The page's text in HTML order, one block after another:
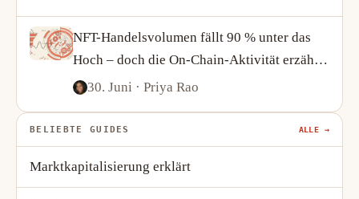
NFT-Handelsvolumen fällt 90 % unter das
Hoch – doch die On-Chain-Aktivität erzählt
eine kompliziertere Geschichte
30. Juni · Priya Rao
BELIEBTE GUIDES ALLE →
Marktkapitalisierung erklärt